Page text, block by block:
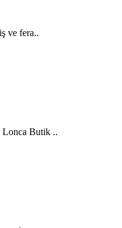
ve fera..
Lonca Butik ..